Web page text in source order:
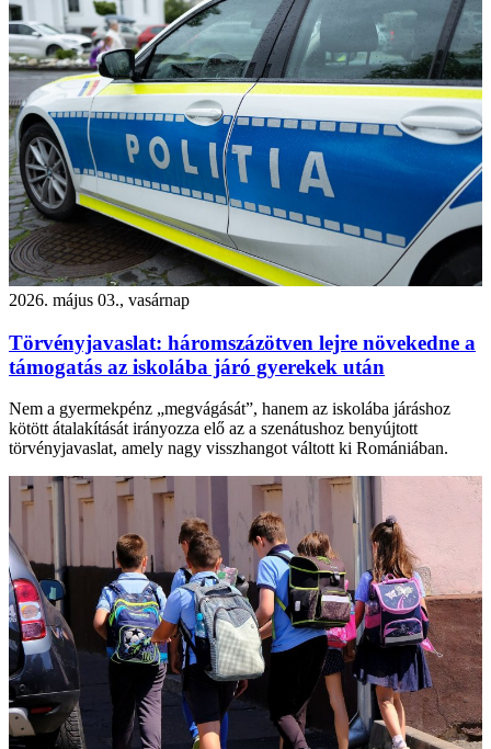
2026. május 03., vasárnap
Törvényjavaslat: háromszázötven lejre növekedne a
támogatás az iskolába járó gyerekek után
Nem a gyermekpénz „megvágását”, hanem az iskolába járáshoz
kötött átalakítását irányozza elő az a szenátushoz benyújtott
törvényjavaslat, amely nagy visszhangot váltott ki Romániában.